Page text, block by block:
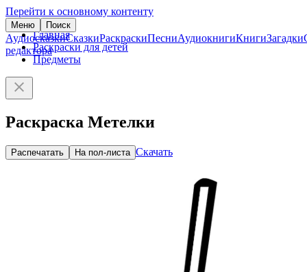
Перейти к основному контенту
Меню Поиск
АудиосказкиСказкиРаскраскиПесниАудиокнигиКнигиЗагадки
редактора
Главная
Раскраски для детей
Предметы
Раскраска Метелки
Распечатать На пол-листа Скачать